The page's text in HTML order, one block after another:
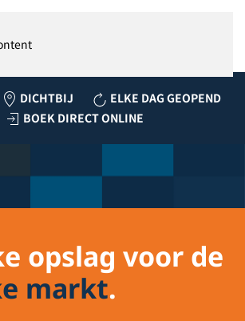
DICHTBIJ
ELKE DAG GEOPEND
BOEK DIRECT ONLINE
opslag voor de
markt.